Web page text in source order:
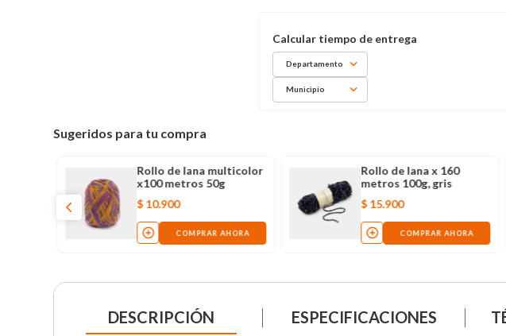
Departamento
Municipio
Sugeridos para tu compra
Rollo de lana multicolor
x100 metros 50g
$ 10.900
COMPRAR AHORA
Rollo de lana x 160
metros 100g, gris
$ 15.900
COMPRAR AHORA
DESCRIPCIÓN ESPECIFICACIONES